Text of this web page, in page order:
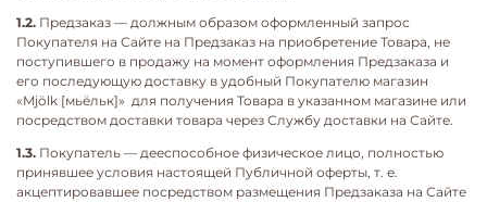
1.2. Предзаказ — должным образом оформленный запрос
Покупателя на Сайте на Предзаказ на приобретение Товара, не
поступившего в продажу на момент оформления Предзаказа и
его последующую доставку в удобный Покупателю магазин
«Mjölk [мьёльк]» для получения Товара в указанном магазине или
посредством доставки товара через Службу доставки на Сайте.
1.3. Покупатель — дееспособное физическое лицо, полностью
принявшее условия настоящей Публичной оферты, т. е.
акцептировавшее посредством размещения Предзаказа на Сайте